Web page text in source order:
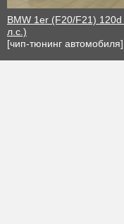
BMW 1er (F20/F21)
л.с.)
[чип-тюнинг автомобиля]